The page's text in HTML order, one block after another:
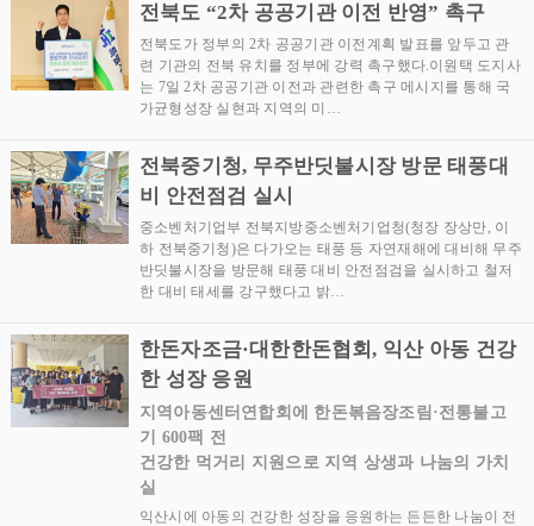
전북도 “2차 공공기관 이전 반영” 촉구
전북도가 정부의 2차 공공기관 이전계획 발표를 앞두고 관
련 기관의 전북 유치를 정부에 강력 촉구했다.이원택 도지사
는 7일 2차 공공기관 이전과 관련한 촉구 메시지를 통해 국
가균형성장 실현과 지역의 미…
전북중기청, 무주반딧불시장 방문 태풍대
비 안전점검 실시
중소벤처기업부 전북지방중소벤처기업청(청장 장상만, 이
하 전북중기청)은 다가오는 태풍 등 자연재해에 대비해 무주
반딧불시장을 방문해 태풍 대비 안전점검을 실시하고 철저
한 대비 태세를 강구했다고 밝…
한돈자조금·대한한돈협회, 익산 아동 건강
한 성장 응원
지역아동센터연합회에 한돈볶음장조림·전통불고
기 600팩 전
건강한 먹거리 지원으로 지역 상생과 나눔의 가치
실
익산시에 아동의 건강한 성장을 응원하는 든든한 나눔이 전